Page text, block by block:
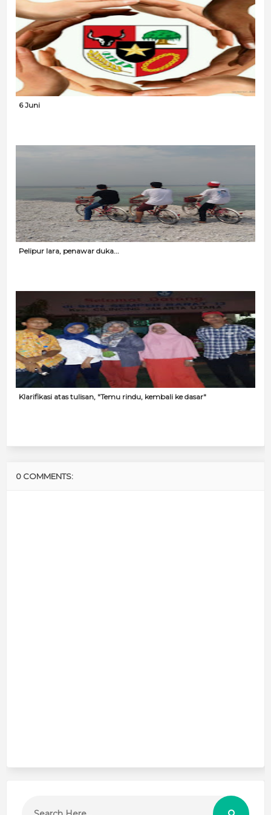
6 Juni
Pelipur lara, penawar duka...
Klarifikasi atas tulisan, "Temu rindu, kembali ke dasar"
0 COMMENTS: